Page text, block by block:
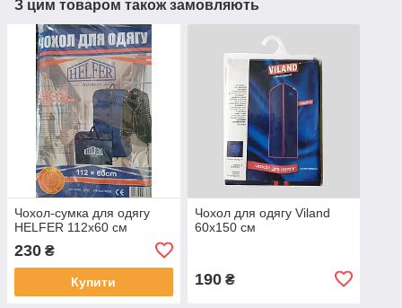
З цим товаром також замовляють
Чохол-сумка для одягу
HELFER 112х60 см
230 ₴
Купити
Чохол для одягу Viland
60х150 см
190₴